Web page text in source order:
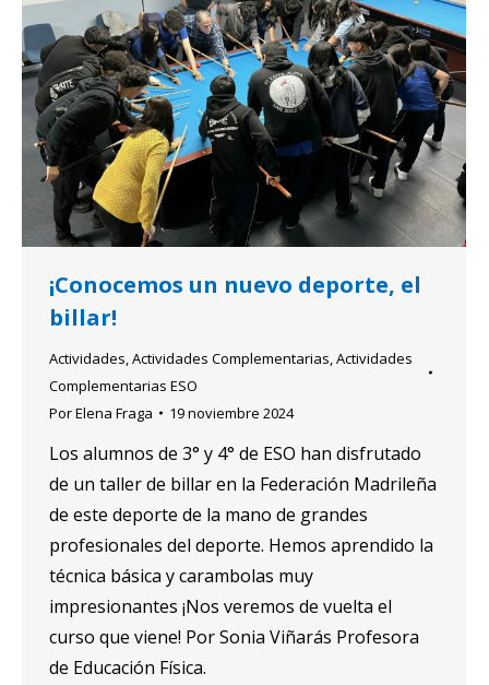
¡Conocemos un nuevo deporte, el
billar!
Actividades,Actividades Complementarias,Actividades
Complementarias ESO
PorElena Fraga 19 noviembre 2024
Los alumnos de 3° y 4° de ESO han disfrutado
de un taller de billar en la Federación Madrileña
de este deporte de la mano de grandes
profesionales del deporte. Hemos aprendido la
técnica básica y carambolas muy
impresionantes ¡Nos veremos de vuelta el
curso que viene! Por Sonia Viñarás Profesora
de Educación Física.